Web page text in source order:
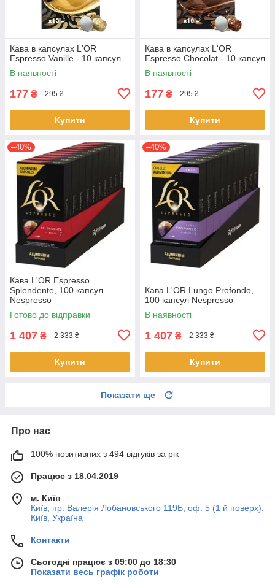
Кава в капсулах L'OR
Espresso Vanille - 10 капсул
В наявності
177 ₴ 295 ₴
Купити
Кава в капсулах L'OR
Espresso Chocolat - 10 капсул
В наявності
177 ₴ 295 ₴
Купити
–40%
Кава L'OR Espresso
Splendente, 100 капсул
Nespresso
Готово до відправки
1 407 ₴ 2 333 ₴
Купити
–40%
Кава L'OR Lungo Profondo,
100 капсул Nespresso
В наявності
1 407 ₴ 2 333 ₴
Купити
Показати ще
Про нас
100% позитивних з 494 відгуків за рік
Працює з 18.04.2019
м. Київ
Київ, пр. Валерія Лобановського 119Б, оф. 5 (1 й поверх),
Київ, Україна
Контакти
Сьогодні працює з 09:00 до 18:30
Показати весь графік роботи